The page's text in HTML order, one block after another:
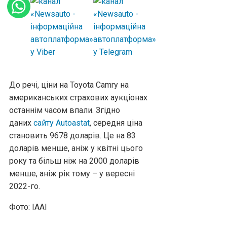
До речі, ціни на Toyota Camry на
американських страхових аукціонах
останнім часом впали. Згідно
даних сайту Autoastat, середня ціна
становить 9678 доларів. Це на 83
доларів менше, аніж у квітні цього
року та більш ніж на 2000 доларів
менше, аніж рік тому – у вересні
2022-го.
Фото: IAAI